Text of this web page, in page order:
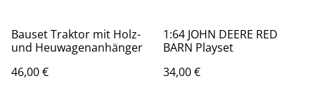
Bauset Traktor mit Holz-
und Heuwagenanhänger
46,00 €
1:64 JOHN DEERE RED
BARN Playset
34,00 €